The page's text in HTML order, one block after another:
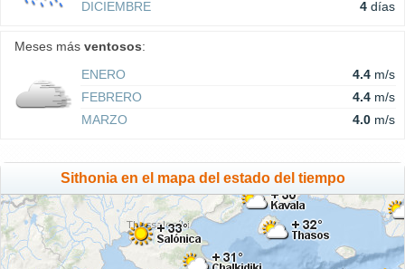
DICIEMBRE
4 días
Meses más ventosos:
ENERO
4.4 m/s
FEBRERO
4.4 m/s
MARZO
4.0 m/s
Sithonia en el mapa del estado del tiempo